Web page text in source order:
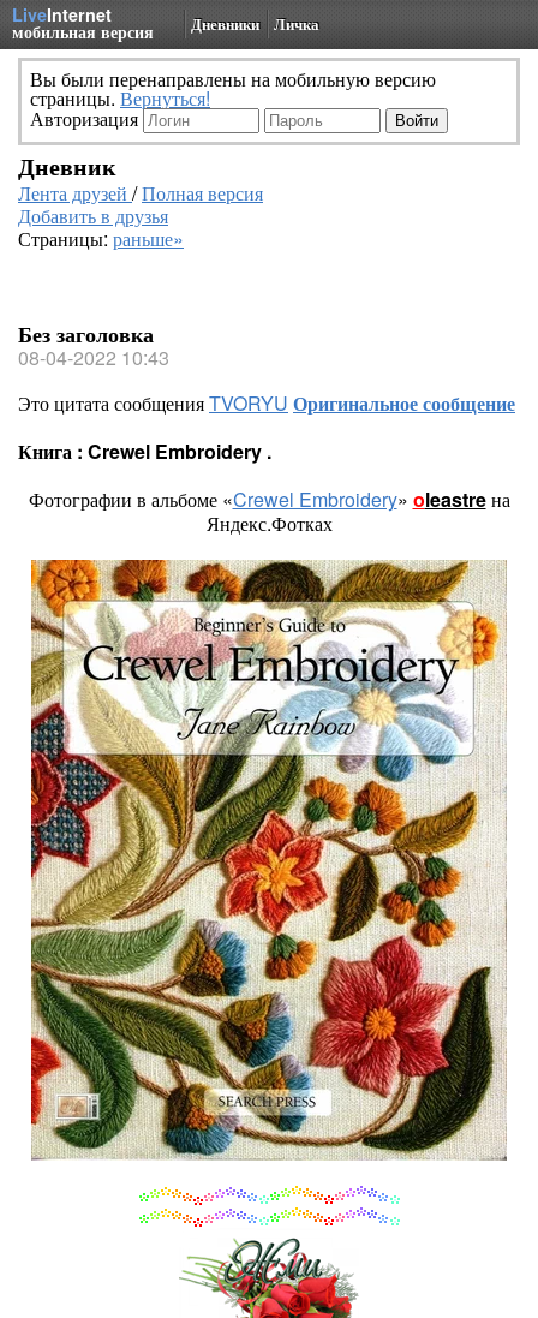
LiveInternet
мобильная версия Дневники Личка
Вы были перенаправлены на мобильную версию
страницы. Вернуться!
Авторизация
Дневник
Лента друзей /Полная версия
Добавить в друзья
Страницы: раньше»
Без заголовка
08-04-2022 10:43
Это цитата сообщенияTVORYU Оригинальное сообщение
Книга : Crewel Embroidery .
Фотографии в альбоме «Crewel Embroidery» oleastreна
Яндекс.Фотках